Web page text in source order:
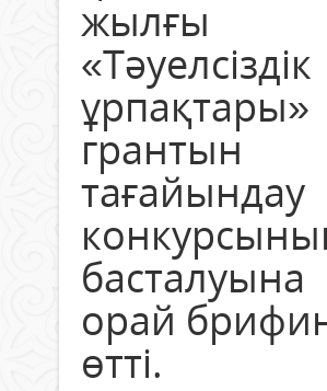
жылғы
«Тәуелсіздік
ұрпақтары»
грантын
тағайындау
басталуына
орай
өтті.